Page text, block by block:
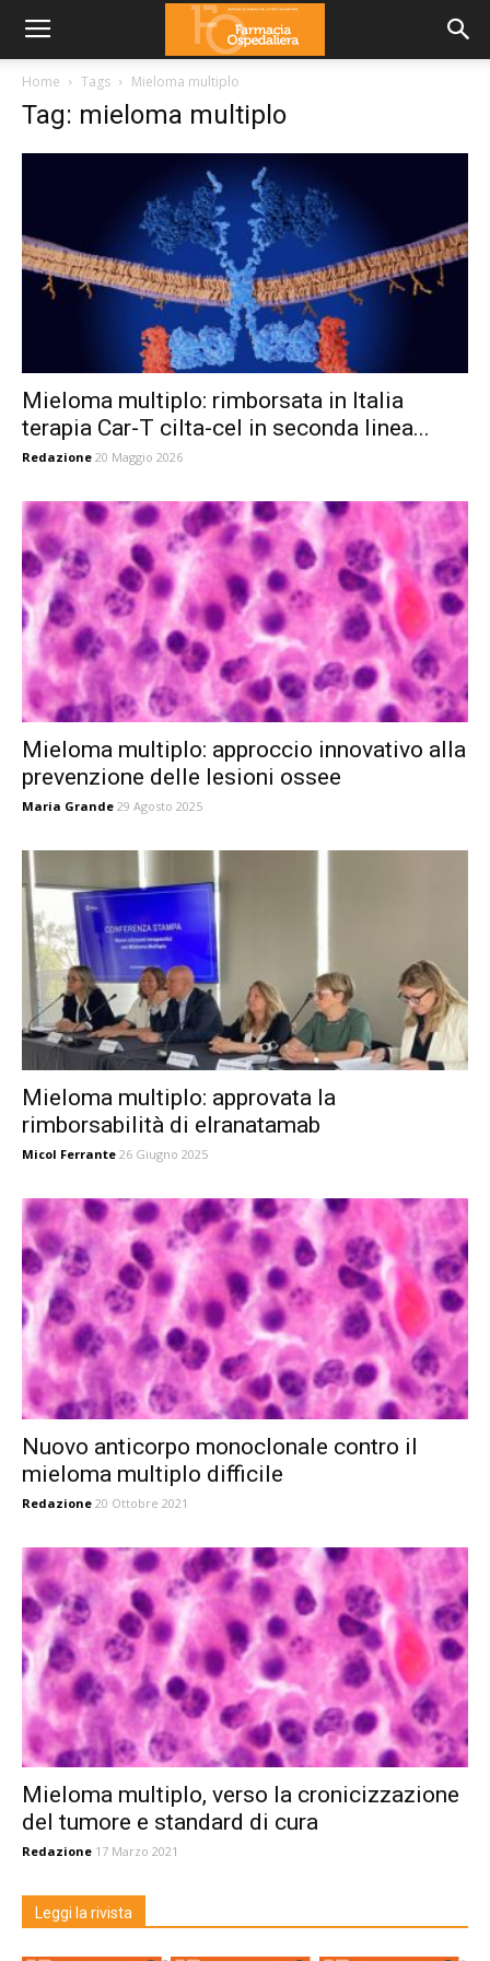
Home Tags Mieloma multiplo
Tag: mieloma multiplo
Mieloma multiplo: rimborsata in Italia
terapia Car-T cilta-cel in seconda linea...
Redazione 20 Maggio 2026
Mieloma multiplo: approccio innovativo alla
prevenzione delle lesioni ossee
Maria Grande 29 Agosto 2025
Mieloma multiplo: approvata la
rimborsabilità di elranatamab
Micol Ferrante 26 Giugno 2025
Nuovo anticorpo monoclonale contro il
mieloma multiplo difficile
Redazione 20 Ottobre 2021
Mieloma multiplo, verso la cronicizzazione
del tumore e standard di cura
Redazione 17 Marzo 2021
Leggi la rivista